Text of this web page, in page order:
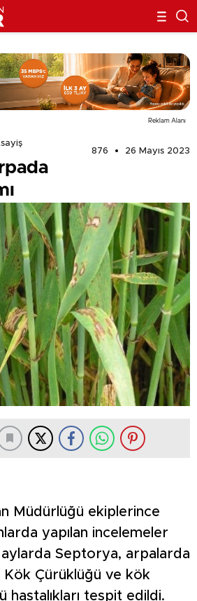
Reklam Alanı
876
26 Mayıs 2023
Müdürlüğü ekiplerince
yapılan incelemeler
Septorya, arpalarda
Kök Çürüklüğü ve kök
hastalıkları tespit edildi.